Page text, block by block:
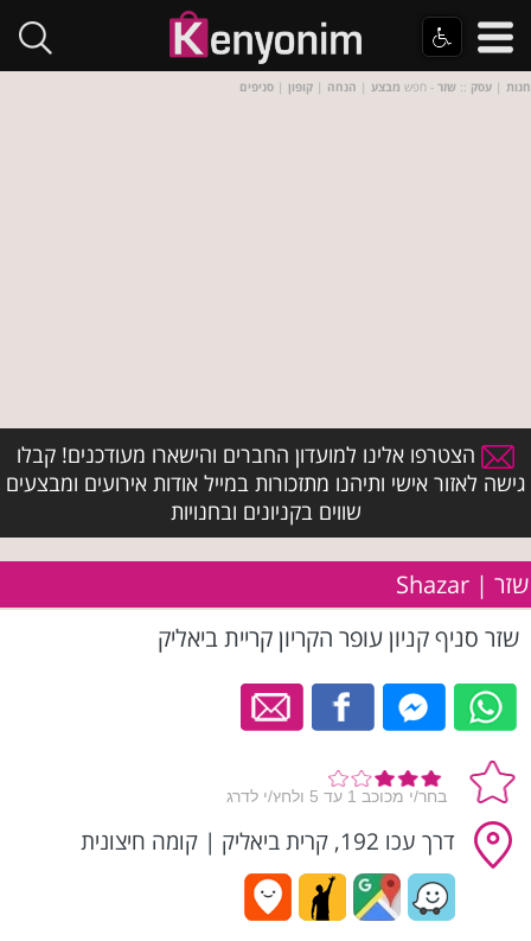
חנות | עסק :: שזר - חפש מבצע | הנחה | קופון | סניפים
הצטרפו אלינו למועדון החברים והישארו מעודכנים! קבלו
גישה לאזור אישי ותיהנו מתזכורות במייל אודות אירועים ומבצעים
שווים בקניונים ובחנויות
שזר | Shazar
שזר סניף קניון עופר הקריון קריית ביאליק
דרך עכו 192, קרית ביאליק | קומה חיצונית